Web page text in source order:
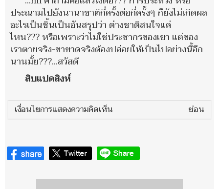
ประณามไปยังนานาชาติกี่ครั้งต่อกี่ครั้งๆ ก็ยังไม่เกิดผล
อะไรเป็นชิ้นเป็นอันสรุปว่า ต่างชาติสนใจแค่
ไหน??? หรือเพราะว่าไม่ใช่ประชากรของเขา แต่ของ
เราตายจริง-ขาขาดจริงต้องปล่อยให้เป็นไปอย่างนี้อีก
นานมั้ย???...สวัสดี
สิบแปดสิงห์
เงื่อนไขการแสดงความคิดเห็น ซ่อน